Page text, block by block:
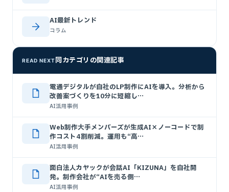
AI最新トレンド
コラム
READ NEXT同カテゴリの関連記事
電通デジタルが自社のLP制作にAIを導入。分析から
改善案づくりを10分に短縮し…
AI活用事例
Web制作大手メンバーズが生成AI×ノーコードで制
作コスト4割削減。運用も“高…
AI活用事例
面白法人カヤックが会話AI「KIZUNA」を自社開
発。制作会社が“AIを売る側…
AI活用事例